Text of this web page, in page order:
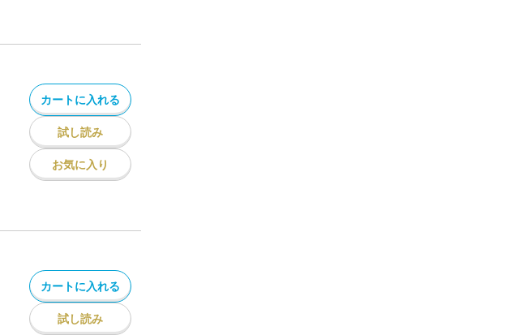
カートに入れる
試し読み
お気に入り
カートに入れる
試し読み